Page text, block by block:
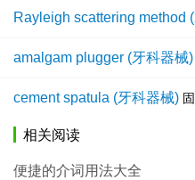
Rayleigh scattering method
amalgam plugger (牙科器械)
cement spatula (牙科器械)
相关阅读
便捷的介词用法大全